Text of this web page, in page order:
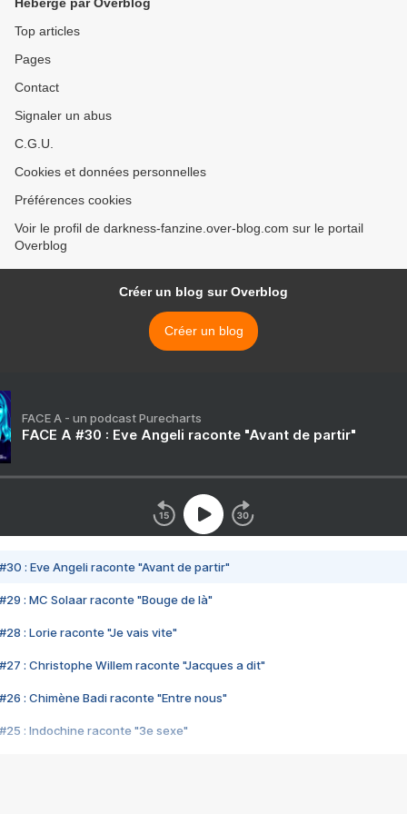
Top articles
Pages
Contact
Signaler un abus
C.G.U.
Cookies et données personnelles
Préférences cookies
Voir le profil de darkness-fanzine.over-blog.com sur le portail
Overblog
Créer un blog sur Overblog
Créer un blog
FACE A - un podcast Purecharts
FACE A #30 : Eve Angeli raconte "Avant de partir"
#30 : Eve Angeli raconte "Avant de partir"
#29 : MC Solaar raconte "Bouge de là"
#28 : Lorie raconte "Je vais vite"
#27 : Christophe Willem raconte "Jacques a dit"
#26 : Chimène Badi raconte "Entre nous"
#25 : Indochine raconte "3e sexe"